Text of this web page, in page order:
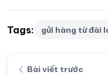
Tags: gửi hàng từ đài
Bài viết trước